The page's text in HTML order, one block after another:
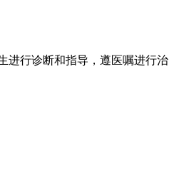
进行诊断和指导，遵医嘱进行治